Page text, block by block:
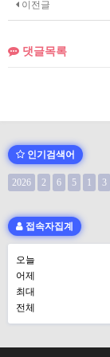
이전글
댓글목록
인기검색어
2026 2 6 5 1 3
접속자집계
오늘
어제
최대
전체